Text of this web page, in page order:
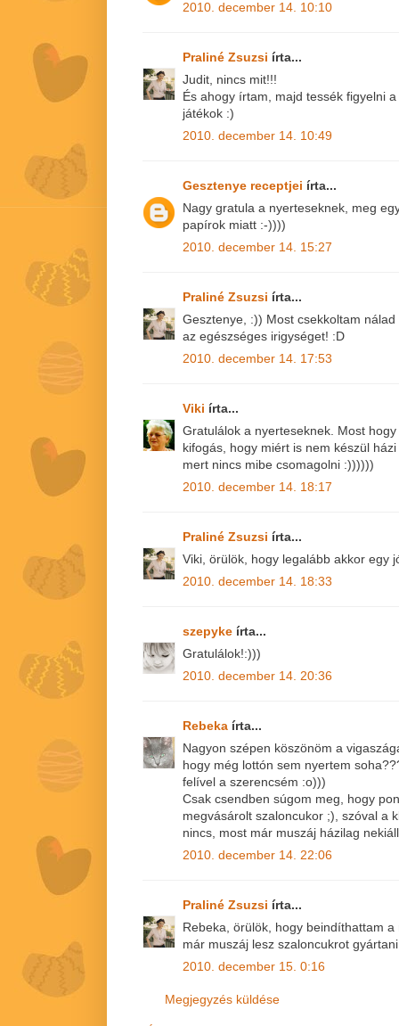
2010. december 14. 10:10
Praliné Zsuzsi írta...
Judit, nincs mit!!!
És ahogy írtam, majd tessék figyelni
játékok :)
2010. december 14. 10:49
Gesztenye receptjei írta...
Nagy gratula a nyerteseknek, meg
papírok miatt :-))))
2010. december 14. 15:27
Praliné Zsuzsi írta...
Gesztenye, :)) Most csekkoltam
az egészséges irigységet! :D
2010. december 14. 17:53
Viki írta...
Gratulálok a nyerteseknek. Most
kifogás, hogy miért is nem készül
mert nincs mibe csomagolni :))))))
2010. december 14. 18:17
Praliné Zsuzsi írta...
Viki, örülök, hogy legalább akkor egy
2010. december 14. 18:33
szepyke írta...
Gratulálok!:)))
2010. december 14. 20:36
Rebeka írta...
Nagyon szépen köszönöm a
hogy még lottón sem nyertem
felível a szerencsém :o)))
Csak csendben súgom meg, hogy
megvásárolt szaloncukor ;), szóval a
nincs, most már muszáj házilag
2010. december 14. 22:06
Praliné Zsuzsi írta...
Rebeka, örülök, hogy beindíthattam
már muszáj lesz szaloncukrot
2010. december 15. 0:16
Megjegyzés küldése